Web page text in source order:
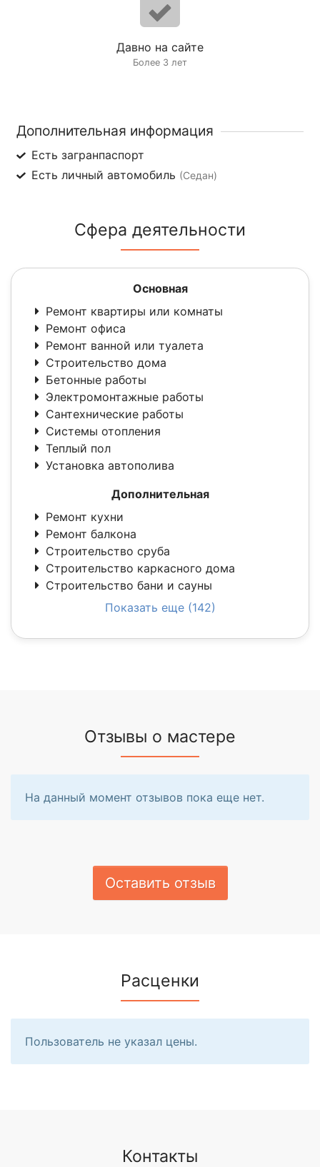
Давно на сайте
Более 3 лет
Дополнительная информация
Есть загранпаспорт
Есть личный автомобиль (Седан)
Сфера деятельности
Основная
Ремонт квартиры или комнаты
Ремонт офиса
Ремонт ванной или туалета
Строительство дома
Бетонные работы
Электромонтажные работы
Сантехнические работы
Системы отопления
Теплый пол
Установка автополива
Дополнительная
Ремонт кухни
Ремонт балкона
Строительство сруба
Строительство каркасного дома
Строительство бани и сауны
Показать еще (142)
Отзывы о мастере
На данный момент отзывов пока еще нет.
Оставить отзыв
Расценки
Пользователь не указал цены.
Контакты